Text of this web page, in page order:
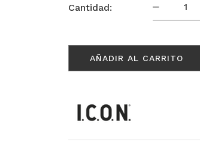
Cantidad:
Oxidante
20vol
cantidad
AÑADIR AL CARRITO